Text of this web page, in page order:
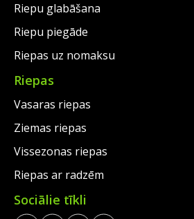
Riepu glabāšana
Riepu piegāde
Riepas uz nomaksu
Riepas
Vasaras riepas
Ziemas riepas
Vissezonas riepas
Riepas ar radzēm
Sociālie tīkli